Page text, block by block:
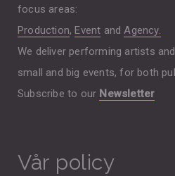
focus areas:
Production, Event andAgency.
We deliver performing artists
small and big events, for both
Subscribe to our Newsletter
Vår policy